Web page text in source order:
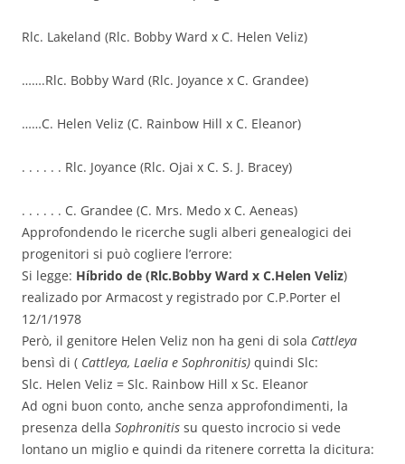
Rlc. Lakeland (Rlc. Bobby Ward x C. Helen Veliz)
…….Rlc. Bobby Ward (Rlc. Joyance x C. Grandee)
……C. Helen Veliz (C. Rainbow Hill x C. Eleanor)
. . . . . . Rlc. Joyance (Rlc. Ojai x C. S. J. Bracey)
. . . . . . C. Grandee (C. Mrs. Medo x C. Aeneas)
Approfondendo le ricerche sugli alberi genealogici dei
progenitori si può cogliere l’errore:
Si legge: Híbrido de (Rlc.Bobby Ward x C.Helen Veliz)
realizado por Armacost y registrado por C.P.Porter el
12/1/1978
Però, il genitore Helen Veliz non ha geni di sola Cattleya
bensì di ( Cattleya, Laelia e Sophronitis) quindi Slc:
Slc. Helen Veliz = Slc. Rainbow Hill x Sc. Eleanor
Ad ogni buon conto, anche senza approfondimenti, la
presenza della Sophronitis su questo incrocio si vede
lontano un miglio e quindi da ritenere corretta la dicitura: